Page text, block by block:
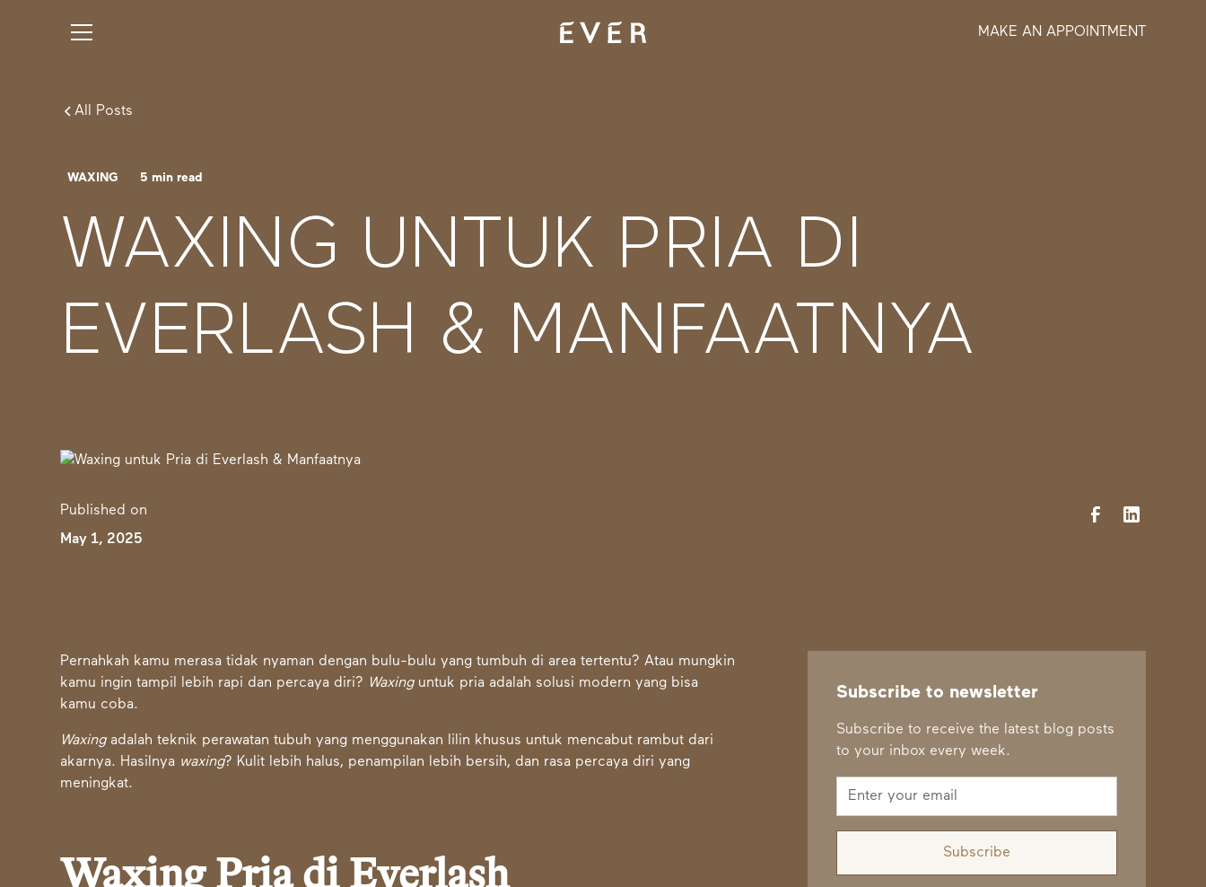
MAKE AN APPOINTMENT
All Posts
WAXING 5 min read
WAXING UNTUK PRIA DI
EVERLASH & MANFAATNYA
Published on
May 1, 2025
Pernahkah kamu merasa tidak nyaman dengan bulu-bulu yang tumbuh di area tertentu? Atau mungkin
kamu ingin tampil lebih rapi dan percaya diri? Waxinguntuk pria adalah solusi modern yang bisa
kamu coba.
Waxingadalah teknik perawatan tubuh yang menggunakan lilin khusus untuk mencabut rambut dari
akarnya. Hasilnya waxing? Kulit lebih halus, penampilan lebih bersih, dan rasa percaya diri yang
meningkat.
Waxing Pria di Everlash
Subscribe to newsletter
Subscribe to receive the latest blog posts
to your inbox every week.